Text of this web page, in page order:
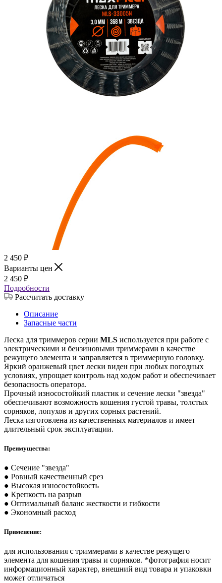
2 450 ₽
Варианты цен
2 450 ₽
Подробности
Рассчитать доставку
Описание
Запасные части
Леска для триммеров серии MLS используется при работе с
электрическими и бензиновыми триммерами в качестве
режущего элемента и заправляется в триммерную головку.
Яркий оранжевый цвет лески виден при любых погодных
условиях, упрощает контроль над ходом работ и обеспечивает
безопасность оператора.
Прочный износостойкий пластик и сечение лески "звезда"
обеспечивают возможность кошения густой травы, толстых
сорняков, лопухов и других сорных растений.
Леска изготовлена из качественных материалов и имеет
длительный срок эксплуатации.
Преимущества:
● Сечение "звезда"
● Ровный качественный срез
● Высокая износостойкость
● Крепкость на разрыв
● Оптимальный баланс жесткости и гибкости
● Экономный расход
Применение:
для использования с триммерами в качестве режущего
элемента для кошения травы и сорняков. *фотография носит
информационный характер, внешний вид товара и упаковки
может отличаться